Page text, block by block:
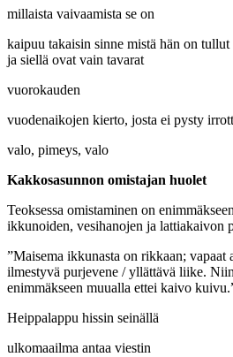
millaista vaivaamista se on
kaipuu takaisin sinne mistä hän on
ja siellä ovat vain tavarat
vuorokauden
vuodenaikojen kierto, josta ei pysty
valo, pimeys, valo
Kakkosasunnon omistajan huolet
Teoksessa omistaminen on
ikkunoiden, vesihanojen ja lattiakaivon
”Maisema ikkunasta on rikkaan; vapaat
ilmestyvä purjevene / yllättävä liike.
enimmäkseen muualla ettei kaivo
Heippalappu hissin seinällä
ulkomaailma antaa viestin